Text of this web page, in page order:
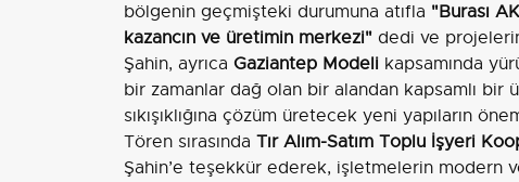
bölgenin geçmişteki durumuna atıfla "Burası
kazancın ve üretimin merkezi" dedi ve
Şahin, ayrıca Gaziantep Modeli kapsamında
bir zamanlar dağ olan bir alandan kapsamlı
sıkışıklığına çözüm üretecek yeni yapıların
Tören sırasında Tır Alım-Satım Toplu İşyeri
Şahin’e teşekkür ederek, işletmelerin modern